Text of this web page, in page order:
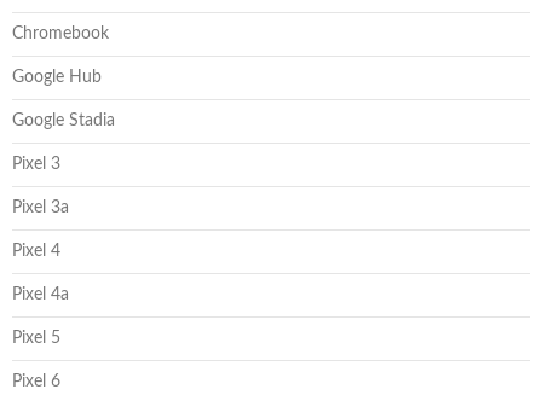
Chromebook
Google Hub
Google Stadia
Pixel 3
Pixel 3a
Pixel 4
Pixel 4a
Pixel 5
Pixel 6